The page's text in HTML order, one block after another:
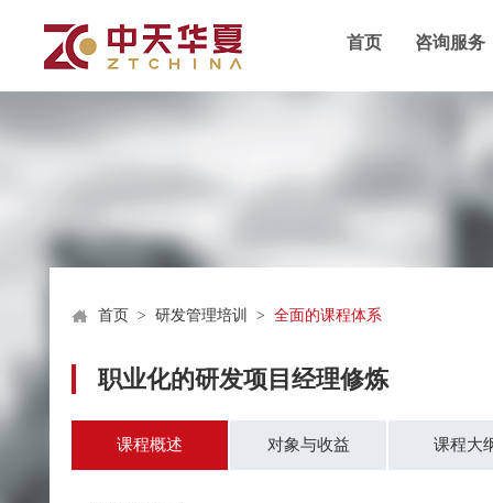
首页 咨询服务
首页 > 研发管理培训 > 全面的课程体系
职业化的研发项目经理修炼
课程概述 对象与收益 课程大